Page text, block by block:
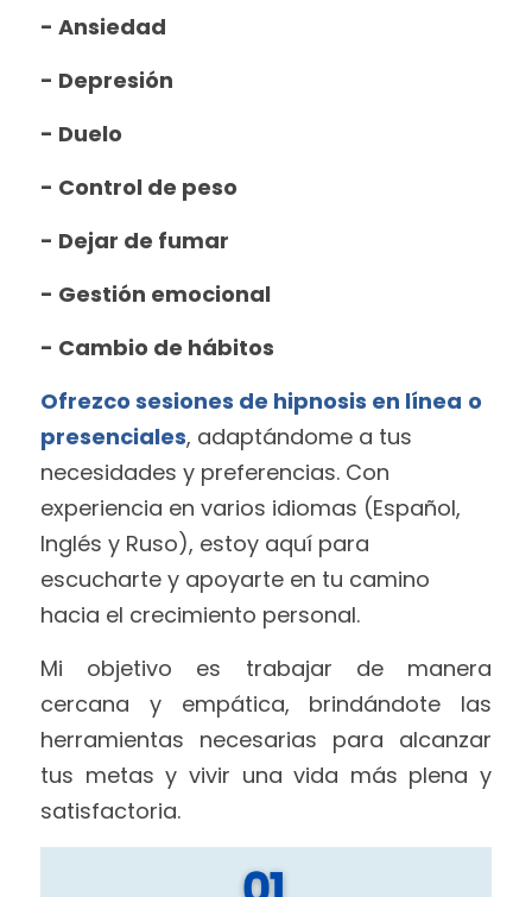
- Ansiedad
- Depresión
- Duelo
- Control de peso
- Dejar de fumar
- Gestión emocional
- Cambio de hábitos
Ofrezco sesiones de hipnosis en línea o
presenciales, adaptándome a tus
necesidades y preferencias. Con
experiencia en varios idiomas (Español,
Inglés y Ruso), estoy aquí para
escucharte y apoyarte en tu camino
hacia el crecimiento personal.
Mi objetivo es trabajar de manera
cercana y empática, brindándote las
herramientas necesarias para alcanzar
tus metas y vivir una vida más plena y
satisfactoria.